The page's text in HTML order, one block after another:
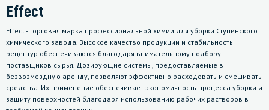
Effect
Effect - торговая марка профессиональной химии для уборки Ступинского
химического завода. Высокое качество продукции и стабильность
рецептур обеспечиваются благодаря внимательному подбору
поставщиков сырья. Дозирующие системы, предоставляемые в
безвозмездную аренду, позволяют эффективно расходовать и смешивать
средства. Их применение обеспечивает экономичность процесса уборки и
защиту поверхностей благодаря использованию рабочих растворов в